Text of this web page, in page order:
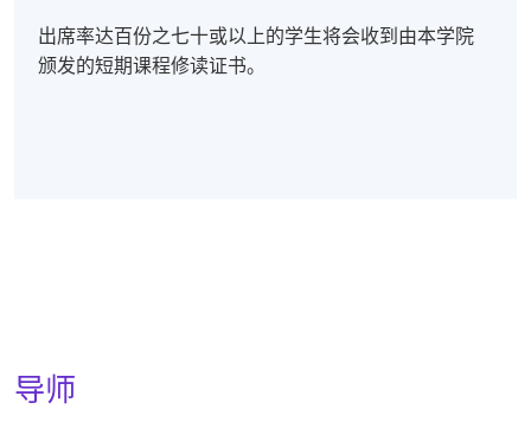
出席率达百份之七十或以上的学生将会收到由本学院
颁发的短期课程修读证书。
导师